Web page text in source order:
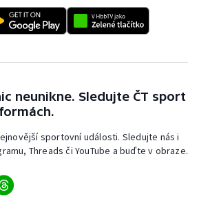
neunikne. Sledujte ČT sport
sportovní události. Sledujte nás i
Threads či YouTube a buďte v obraze.